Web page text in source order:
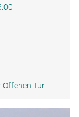
Offenen Tür